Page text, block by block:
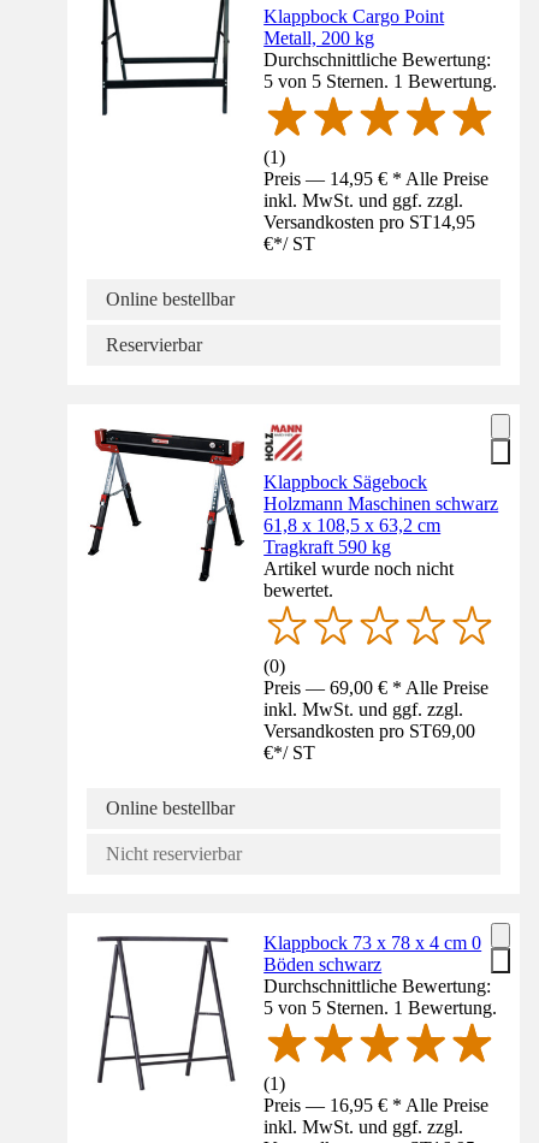
Klappbock Cargo Point
Metall, 200 kg
Durchschnittliche Bewertung:
5 von 5 Sternen. 1 Bewertung.
(1)
Preis — 14,95 € * Alle Preise
inkl. MwSt. und ggf. zzgl.
Versandkosten pro ST14,95
€*/ ST
Online bestellbar
Reservierbar
Klappbock Sägebock
Holzmann Maschinen schwarz
61,8 x 108,5 x 63,2 cm
Tragkraft 590 kg
Artikel wurde noch nicht
bewertet.
(0)
Preis — 69,00 € * Alle Preise
inkl. MwSt. und ggf. zzgl.
Versandkosten pro ST69,00
€*/ ST
Online bestellbar
Nicht reservierbar
Klappbock 73 x 78 x 4 cm 0
Böden schwarz
Durchschnittliche Bewertung:
5 von 5 Sternen. 1 Bewertung.
(1)
Preis — 16,95 € * Alle Preise
inkl. MwSt. und ggf. zzgl.